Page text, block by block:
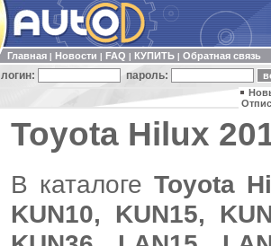
Главная Новости FAQ КУПИТЬ Обратная связь
логин: пароль:
Toyota Hilux
В каталоге Toyota
KUN10, KUN15,